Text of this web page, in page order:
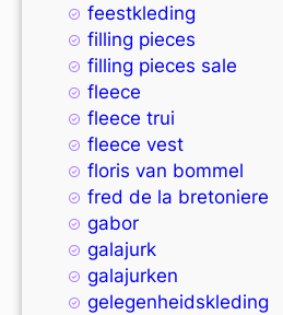
feestkleding
filling pieces
filling pieces sale
fleece
fleece trui
fleece vest
floris van bommel
fred de la bretoniere
gabor
galajurk
galajurken
gelegenheidskleding